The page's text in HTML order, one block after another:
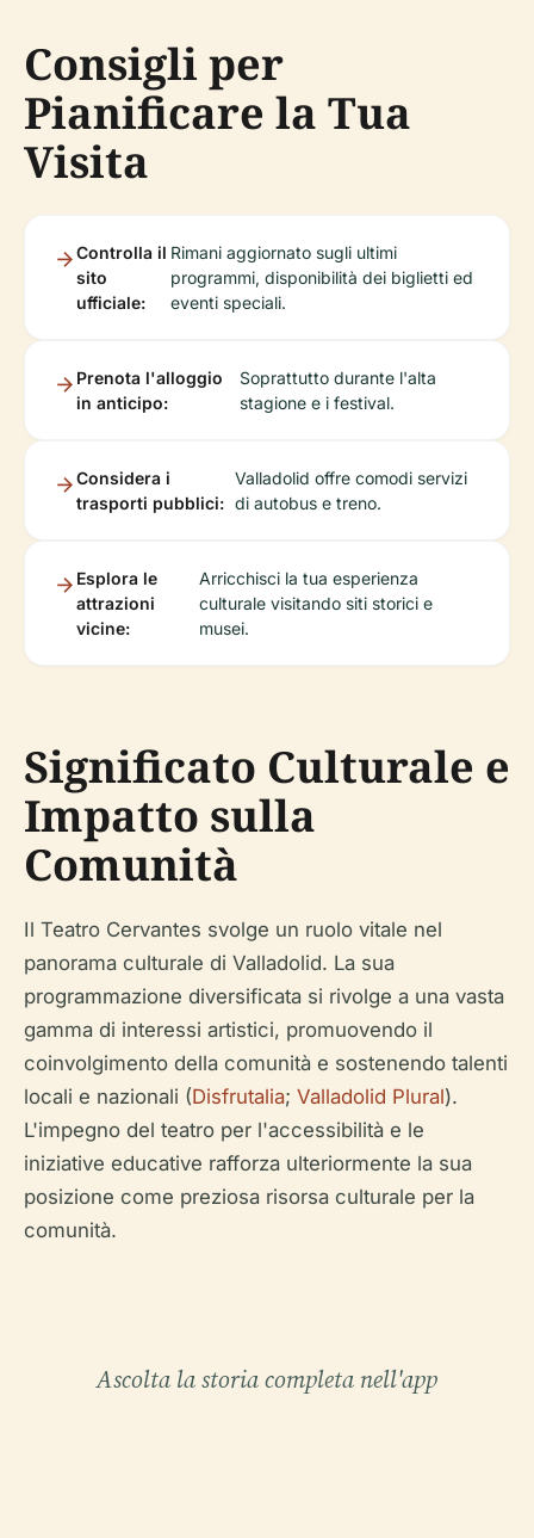
Consigli per
Pianificare la Tua
Visita
Controlla il
sito
ufficiale:
Rimani aggiornato sugli ultimi
programmi, disponibilità dei biglietti ed
eventi speciali.
Prenota l'alloggio
in anticipo:
Soprattutto durante l'alta
stagione e i festival.
Considera i
trasporti pubblici:
Valladolid offre comodi servizi
di autobus e treno.
Esplora le
attrazioni
vicine:
Arricchisci la tua esperienza
culturale visitando siti storici e
musei.
Significato Culturale e
Impatto sulla
Comunità
Il Teatro Cervantes svolge un ruolo vitale nel
panorama culturale di Valladolid. La sua
programmazione diversificata si rivolge a una vasta
gamma di interessi artistici, promuovendo il
coinvolgimento della comunità e sostenendo talenti
locali e nazionali (Disfrutalia; Valladolid Plural).
L'impegno del teatro per l'accessibilità e le
iniziative educative rafforza ulteriormente la sua
posizione come preziosa risorsa culturale per la
comunità.
Ascolta la storia completa nell'app